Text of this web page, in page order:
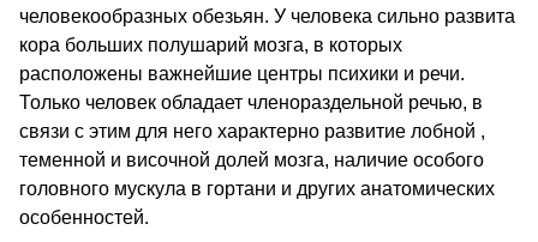
человекообразных обезьян. У человека сильно развита
кора больших полушарий мозга, в которых
расположены важнейшие центры психики и речи.
Только человек обладает членораздельной речью, в
связи с этим для него характерно развитие лобной ,
теменной и височной долей мозга, наличие особого
головного мускула в гортани и других анатомических
особенностей.